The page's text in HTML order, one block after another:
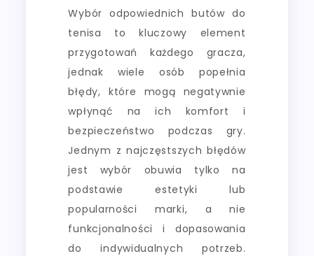
Wybór odpowiednich butów do
tenisa to kluczowy element
przygotowań każdego gracza,
jednak wiele osób popełnia
błędy, które mogą negatywnie
wpłynąć na ich komfort i
bezpieczeństwo podczas gry.
Jednym z najczęstszych błędów
jest wybór obuwia tylko na
podstawie estetyki lub
popularności marki, a nie
funkcjonalności i dopasowania
do indywidualnych potrzeb.